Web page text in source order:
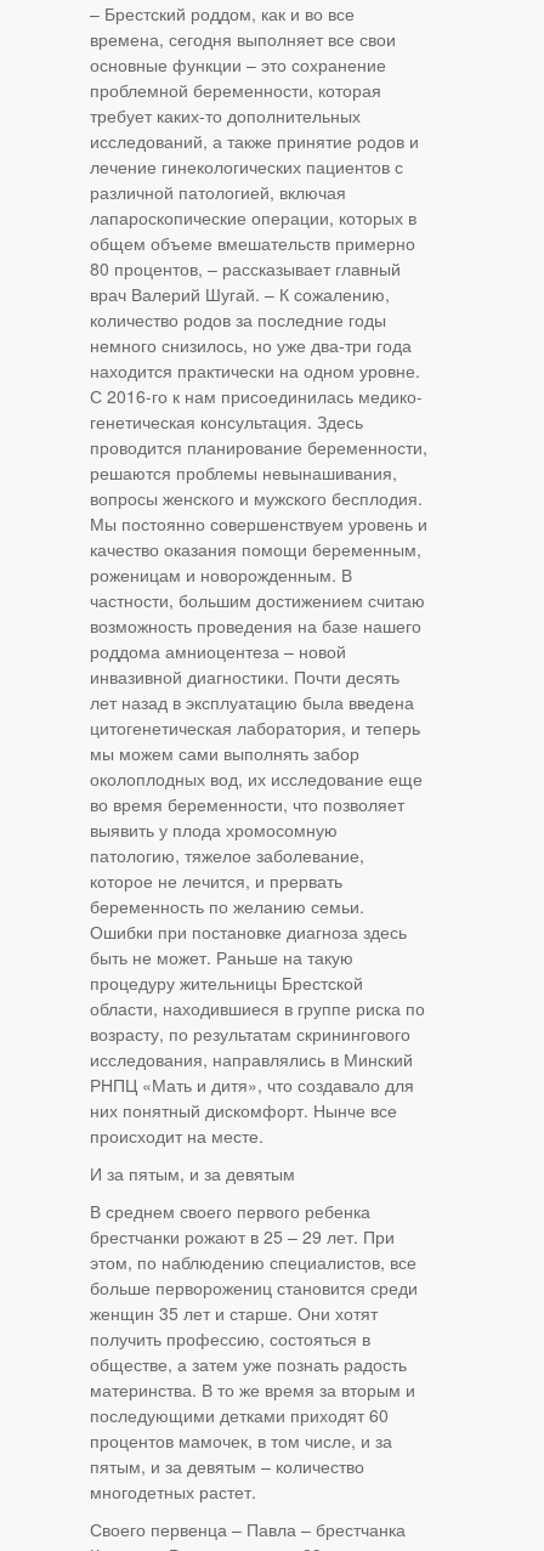
– Брестский роддом, как и во все
времена, сегодня выполняет все свои
основные функции – это сохранение
проблемной беременности, которая
требует каких-то дополнительных
исследований, а также принятие родов и
лечение гинекологических пациентов с
различной патологией, включая
лапароскопические операции, которых в
общем объеме вмешательств примерно
80 процентов, – рассказывает главный
врач Валерий Шугай. – К сожалению,
количество родов за последние годы
немного снизилось, но уже два-три года
находится практически на одном уровне.
С 2016-го к нам присоединилась медико-
генетическая консультация. Здесь
проводится планирование беременности,
решаются проблемы невынашивания,
вопросы женского и мужского бесплодия.
Мы постоянно совершенствуем уровень и
качество оказания помощи беременным,
роженицам и новорожденным. В
частности, большим достижением считаю
возможность проведения на базе нашего
роддома амниоцентеза – новой
инвазивной диагностики. Почти десять
лет назад в эксплуатацию была введена
цитогенетическая лаборатория, и теперь
мы можем сами выполнять забор
околоплодных вод, их исследование еще
во время беременности, что позволяет
выявить у плода хромосомную
патологию, тяжелое заболевание,
которое не лечится, и прервать
беременность по желанию семьи.
Ошибки при постановке диагноза здесь
быть не может. Раньше на такую
процедуру жительницы Брестской
области, находившиеся в группе риска по
возрасту, по результатам скринингового
исследования, направлялись в Минский
РНПЦ «Мать и дитя», что создавало для
них понятный дискомфорт. Нынче все
происходит на месте.
И за пятым, и за девятым
В среднем своего первого ребенка
брестчанки рожают в 25 – 29 лет. При
этом, по наблюдению специалистов, все
больше перворожениц становится среди
женщин 35 лет и старше. Они хотят
получить профессию, состояться в
обществе, а затем уже познать радость
материнства. В то же время за вторым и
последующими детками приходят 60
процентов мамочек, в том числе, и за
пятым, и за девятым – количество
многодетных растет.
Своего первенца – Павла – брестчанка